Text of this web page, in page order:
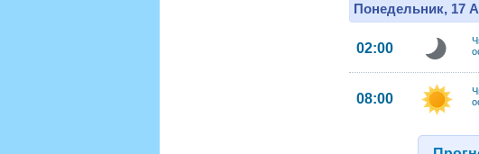
Понедельник, 17
02:00
08:00